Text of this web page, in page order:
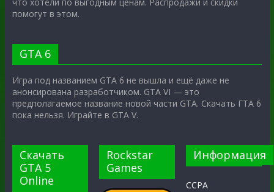
помогут в этом.
GTA 6
Игра под названием GTA 6 не вышла и ещё даже не
анонсирована разработчиком. GTA VI — это
предполагаемое название новой части GTA. Скачать ГТА 6
пока нельзя. Играйте в GTA V.
Скачать
GTA 5
Online
Rockstar
Games
Информация
CCPA